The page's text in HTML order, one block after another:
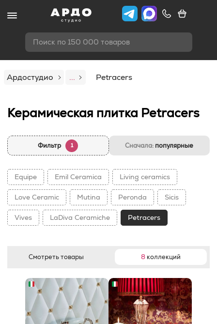
Поиск по 150 000 товаров
Ардостудио ... Petracers
Керамическая плитка Petracers
Фильтр 1 Сначала: популярные
Equipe Emil Ceramica Living ceramics
Love Ceramic Mutina Peronda Sicis
Vives LaDiva Сeramiche Petracers
Смотреть товары 8 коллекций